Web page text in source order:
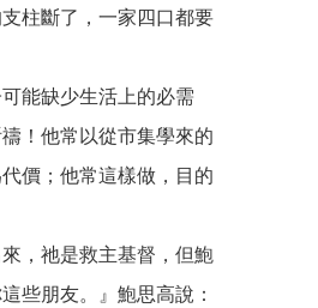
柱斷了，一家四口都要
能缺少生活上的必需
！他常以從市集學來的
價；他常這樣做，目的
，祂是救主基督，但鮑
些朋友。』鮑思高說：